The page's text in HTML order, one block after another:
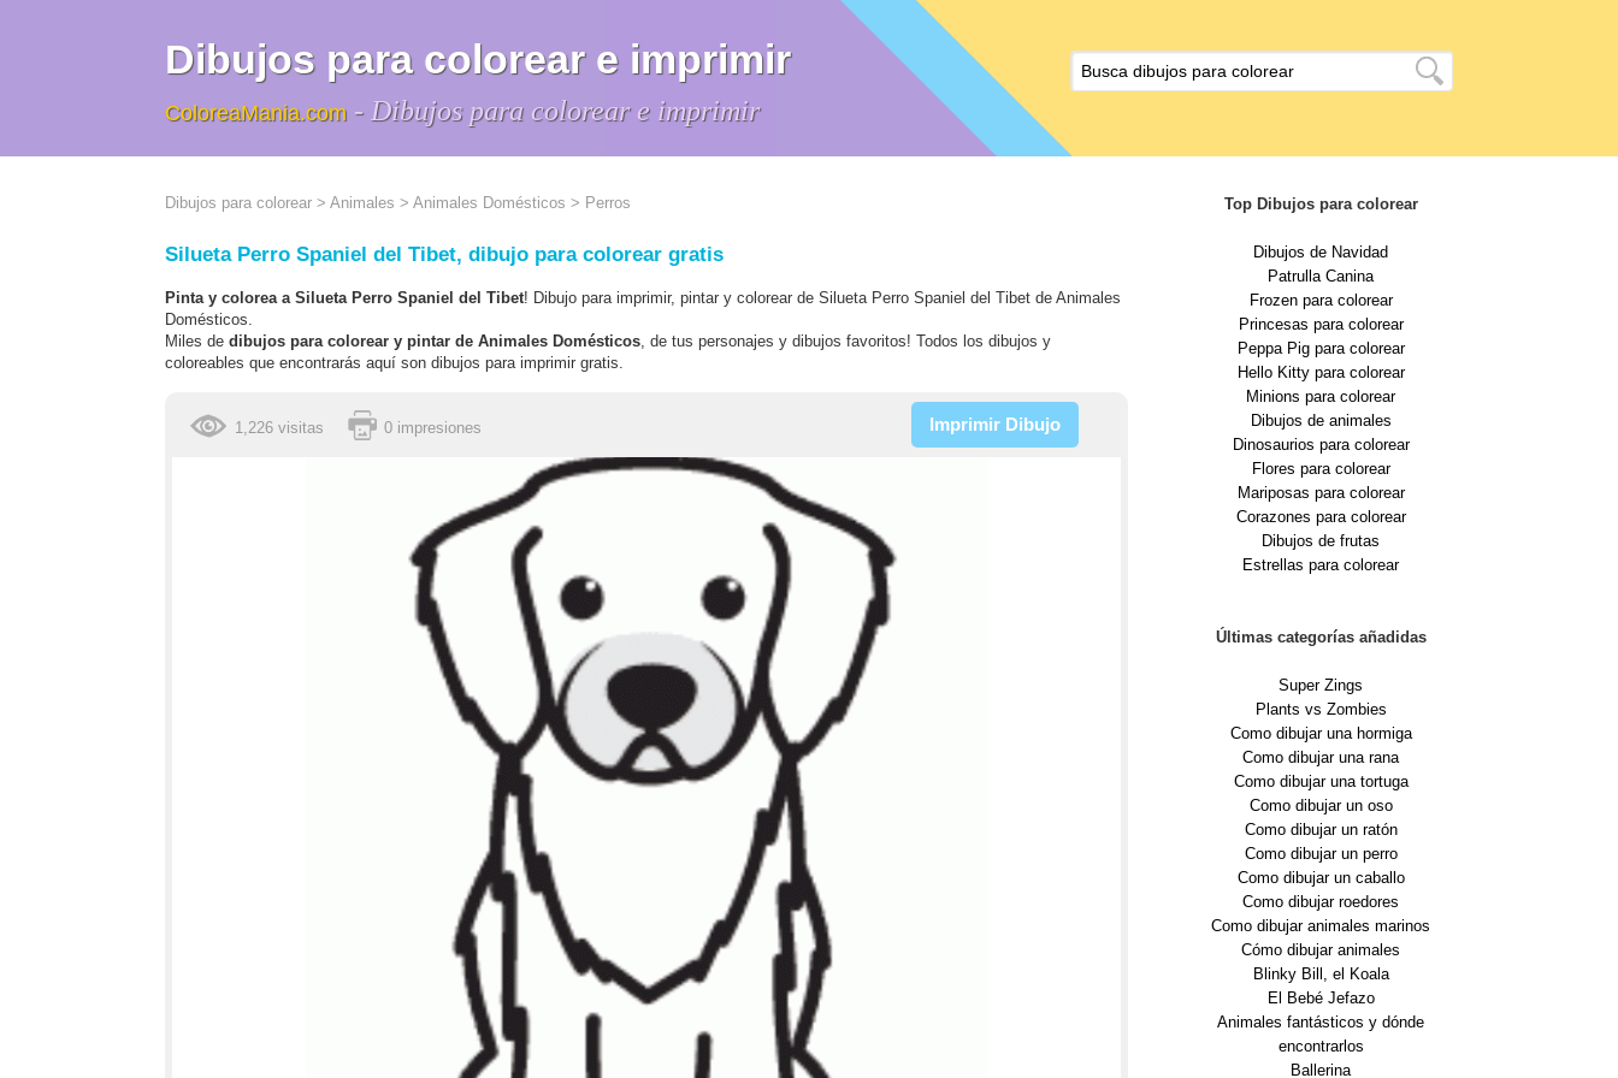
Dibujos para colorear e imprimir
ColoreaMania.com - Dibujos para colorear e imprimir
Dibujos para colorear > Animales > Animales Domésticos > Perros
Silueta Perro Spaniel del Tibet, dibujo para colorear gratis
Pinta y colorea a Silueta Perro Spaniel del Tibet! Dibujo para imprimir, pintar y colorear de Silueta Perro Spaniel del Tibet de Animales
Domésticos.
Miles de dibujos para colorear y pintar de Animales Domésticos, de tus personajes y dibujos favoritos! Todos los dibujos y
coloreables que encontrarás aquí son dibujos para imprimir gratis.
1,226 visitas 0 impresiones Imprimir Dibujo
Top Dibujos para colorear
Dibujos de Navidad
Patrulla Canina
Frozen para colorear
Princesas para colorear
Peppa Pig para colorear
Hello Kitty para colorear
Minions para colorear
Dibujos de animales
Dinosaurios para colorear
Flores para colorear
Mariposas para colorear
Corazones para colorear
Dibujos de frutas
Estrellas para colorear
Últimas categorías añadidas
Super Zings
Plants vs Zombies
Como dibujar una hormiga
Como dibujar una rana
Como dibujar una tortuga
Como dibujar un oso
Como dibujar un ratón
Como dibujar un perro
Como dibujar un caballo
Como dibujar roedores
Como dibujar animales marinos
Cómo dibujar animales
Blinky Bill, el Koala
El Bebé Jefazo
Animales fantásticos y dónde
encontrarlos
Ballerina